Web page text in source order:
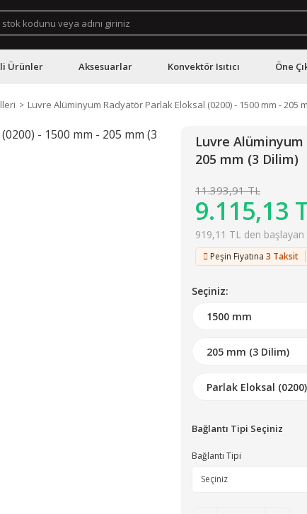
Ürünler Aksesuarlar Konvektör Isıtıcı Öne
Luvre Alüminyum Radyatör Parlak Eloksal (0200) - 1500 mm - 205
Luvre Alüminyum
205 mm (3 Dilim)
11.393,91 TL
9.115,13
919,11 TL den
Peşin Fiyatına 3 Taksit
Seçiniz:
Bağlantı Tipi Seçiniz
Bağlantı Tipi